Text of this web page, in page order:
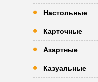
Настольные
Карточные
Азартные
Казуальные